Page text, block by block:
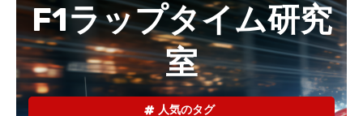
ス
キ
ッ
プ
F1ラップタイム研究
室
人気のタグ